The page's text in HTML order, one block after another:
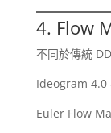
4. Flow
不同於傳統
Ideogram 4.0
Euler Flow